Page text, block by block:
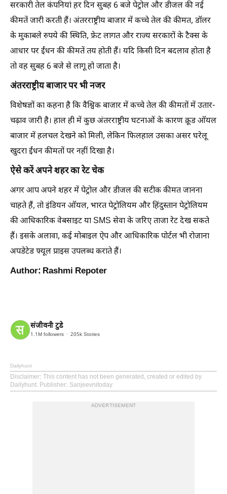
सरकारी तेल कंपनियां हर दिन सुबह 6 बजे पेट्रोल और डीजल की नई
कीमतें जारी करती हैं। अंतरराष्ट्रीय बाजार में कच्चे तेल की कीमत, डॉलर
के मुकाबले रुपये की स्थिति, फ्रेट लागत और राज्य सरकारों के टैक्स के
आधार पर ईंधन की कीमतें तय होती हैं। यदि किसी दिन बदलाव होता है
तो वह सुबह 6 बजे से लागू हो जाता है।
अंतरराष्ट्रीय बाजार पर भी नजर
विशेषज्ञों का कहना है कि वैश्विक बाजार में कच्चे तेल की कीमतों में उतार-
चढ़ाव जारी है। हाल ही में कुछ अंतरराष्ट्रीय घटनाओं के कारण क्रूड ऑयल
बाजार में हलचल देखने को मिली, लेकिन फिलहाल उसका असर घरेलू
खुदरा ईंधन कीमतों पर नहीं दिखा है।
ऐसे करें अपने शहर का रेट चेक
अगर आप अपने शहर में पेट्रोल और डीजल की सटीक कीमत जानना
चाहते हैं, तो इंडियन ऑयल, भारत पेट्रोलियम और हिंदुस्तान पेट्रोलियम
की आधिकारिक वेबसाइट या SMS सेवा के जरिए ताजा रेट देख सकते
हैं। इसके अलावा, कई मोबाइल ऐप और आधिकारिक पोर्टल भी रोजाना
अपडेटेड फ्यूल प्राइस उपलब्ध कराते हैं।
Author: Rashmi Repoter
संजीवनी टुडे
1.1M followers 205k Stories
Dailyhunt
Disclaimer: This content has not been generated, created or edited by
Dailyhunt. Publisher: Sanjeevnitoday
ADVERTISEMENT